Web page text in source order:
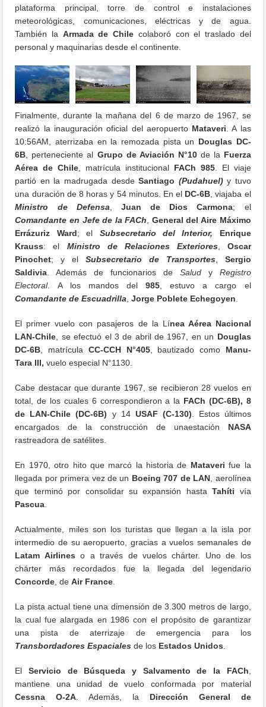
plataforma principal, torre de control e instalaciones
meteorológicas, comunicaciones, eléctricas y de agua.
También la Armada de Chile colaboró con el traslado del
personal y maquinarias desde el continente.
Finalmente, durante la mañana del 6 de marzo de 1967, se
realizó la inauguración oficial del aeropuerto Mataveri . A las
10:56AM, aterrizaba en la remozada pista un Douglas DC-
6B , perteneciente al Grupo de Aviación N°10de la Fuerza
Aérea de Chile , matrícula institucional FACh 985. El viaje
partió en la madrugada desdeSantiago (Pudahuel)y tuvo
una duración de 8 horas y 54 minutos. En el DC-6B , viajaba el
Ministro de Defensa
Juan de Dios Carmona; el
Comandante en Jefe de la FACh
General del Aire Máximo
Errázuriz Ward; el Subsecretario del Interior,
Enrique
Krauss: el Ministro de Relaciones Exteriores, Oscar
Pinochet; y el Subsecretario de Transportes, Sergio
Saldivia . Además de funcionarios de Saludy Registro
Electoral. A los mandos del985 , estuvo a cargo el
Comandante de Escuadrilla Jorge Poblete Echegoyen
El primer vuelo con pasajeros de la Línea Aérea Nacional
LAN-Chile , se efectuó el 3 de abril de 1967, en un Douglas
DC-6B , matrícula CC-CCH N°405, bautizado comoManu-
Tara III, vuelo especial N°1130.
Cabe destacar que durante 1967, se recibieron 28 vuelos en
total, de los cuales 6 correspondieron a la FACh (DC-6B), 8
de LAN-Chile (DC-6B) y 14 USAF (C-130) . Estos últimos
encargados de la construcción de unaestación NASA
rastreadora de satélites.
En 1970, otro hito que marcó la historia de Mataveri fue la
llegada por primera vez de un Boeing 707 de LAN , aerolínea
que terminó por consolidar su expansión hastaTahíti vía
Pascua
Actualmente, miles son los turistas que llegan a la isla por
intermedio de su aeropuerto, gracias a vuelos semanales de
Latam Airlines o a través de vuelos chárter. Uno de los
chárter más recordados fue la llegada del legendario
Concorde , deAir France
La pista actual tiene una dimensión de 3.300 metros de largo,
la cual fue alargada en 1986 con el propósito de garantizar
una pista de aterrizaje de emergencia para los
Transbordadores Espaciales de los Estados Unidos
El Servicio de Búsqueda y Salvamento de la FACh
mantiene una unidad de vuelo conformada por material
Cessna O-2A . Además, la Dirección General de